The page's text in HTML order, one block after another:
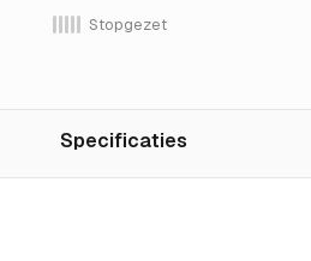
Stopgezet
Specificaties